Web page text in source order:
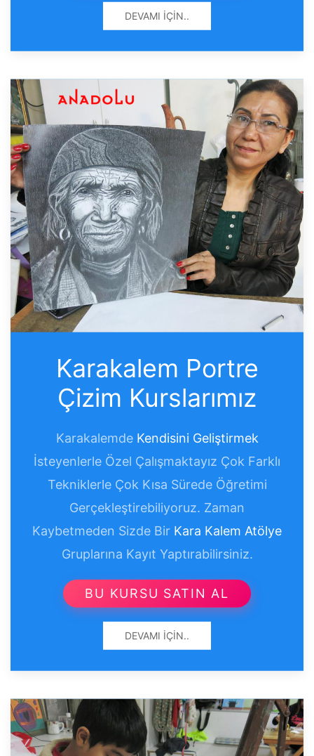
DEVAMI İÇIN..
Karakalem Portre
Çizim Kurslarımız
Karakalemde Kendisini Geliştirmek
İsteyenlerle Özel Çalışmaktayız Çok Farklı
Tekniklerle Çok Kısa Sürede Öğretimi
Gerçekleştirebiliyoruz. Zaman
Kaybetmeden Sizde Bir Kara Kalem Atölye
Gruplarına Kayıt Yaptırabilirsiniz.
BU KURSU SATIN AL
DEVAMI İÇIN..